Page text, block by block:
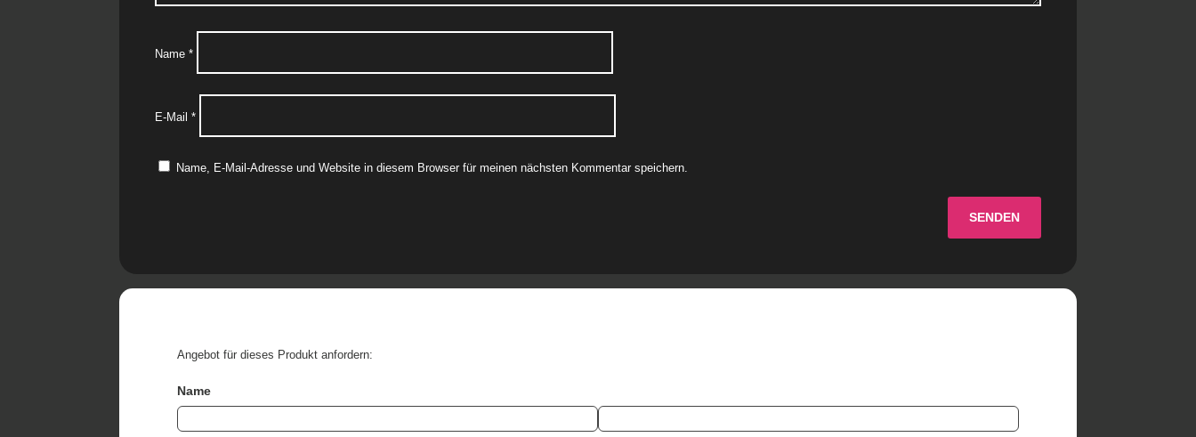
Name*
E-Mail*
Name, E-Mail-Adresse und Website in diesem Browser für meinen nächsten Kommentar speichern.
SENDEN
Angebot für dieses Produkt anfordern:
Name